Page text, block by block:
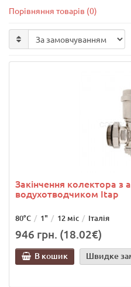
Порівняння товарів (0)
Закінчення колектора з
водухотводчиком Itap
80°C 1" 12 міс Італія
946 грн. (18.02€)
В кошик Швидке